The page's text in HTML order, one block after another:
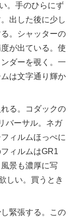
。手のひらにず
出した後に少し
。シャッターの
が出ている。使
ダーを覗く。一
は文字通り輝か
る。コダックの
バーサル。ネガ
ィルムほっぺに
ィルムはGR1
景も濃厚に写
しい。買うとき
緊張する。この